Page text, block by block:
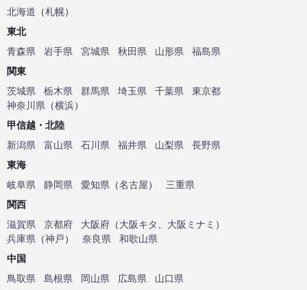
北海道 （札幌）
東北
青森県
岩手県 宮城県 秋田県 山形県
福島県
関東
茨城県
栃木県 群馬県 埼玉県 千葉県
東京都
神奈川県 （横浜）
甲信越・北陸
新潟県
富山県 石川県 福井県 山梨県
長野県
東海
岐阜県
静岡県 愛知県 （名古屋）
三重県
関西
滋賀県
京都府 大阪府 （大阪キタ 大阪ミナミ ）
兵庫県 （神戸） 奈良県
和歌山県
中国
鳥取県
島根県 岡山県 広島県
山口県